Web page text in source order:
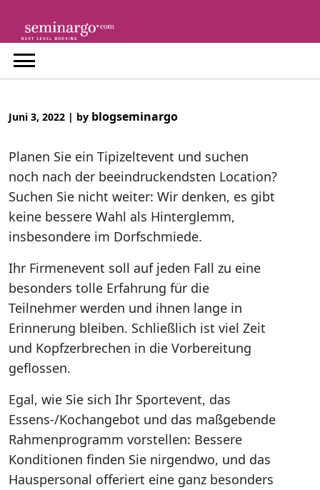
content
Juni 3, 2022 | by blogseminargo
Planen Sie ein Tipizeltevent und suchen
noch nach der beeindruckendsten Location?
Suchen Sie nicht weiter: Wir denken, es gibt
keine bessere Wahl als Hinterglemm,
insbesondere im Dorfschmiede.
Ihr Firmenevent soll auf jeden Fall zu eine
besonders tolle Erfahrung für die
Teilnehmer werden und ihnen lange in
Erinnerung bleiben. Schließlich ist viel Zeit
und Kopfzerbrechen in die Vorbereitung
geflossen.
Egal, wie Sie sich Ihr Sportevent, das
Essens-/Kochangebot und das maßgebende
Rahmenprogramm vorstellen: Bessere
Konditionen finden Sie nirgendwo, und das
Hauspersonal offeriert eine ganz besonders